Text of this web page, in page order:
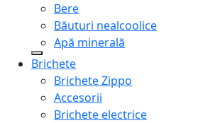
Bere
Băuturi nealcoolice
Apă minerală
Brichete
Brichete Zippo
Accesorii
Brichete electrice